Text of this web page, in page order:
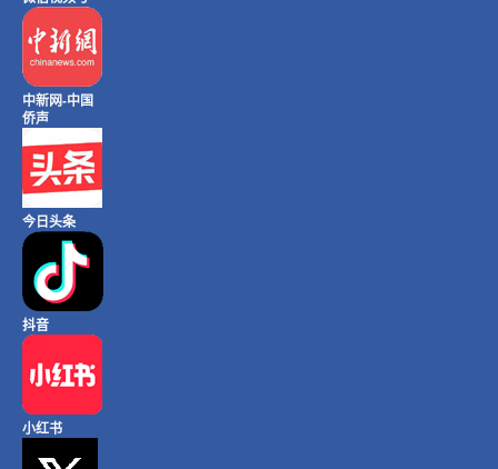
中新网-中国
侨声
今日头条
抖音
小红书